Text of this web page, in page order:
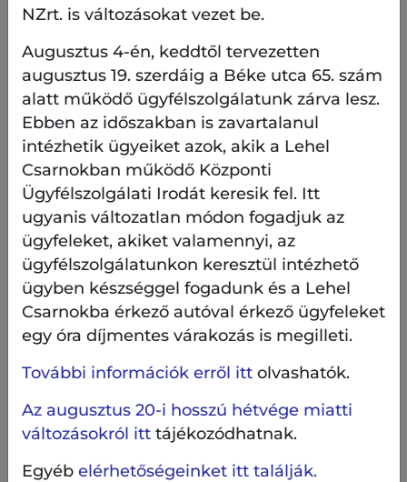
fatelepítések keretében az eddig kivágott 16 fa
egyed a Szent István park előtti részre kerül.
A Szent István park előtti területen 6 fa pótlását
ezüsthárs ültetésével végezzük el. További 10 fa
helyére pedig déli komlógyertyán kerül.
Kiemelt célunk, hogy a Pozsonyi úton egy tartósan
fenntartható, esztétikus és biztonságos fasor
jöjjön létre, amely méltó a városrész történeti és
közösségi jelentőségéhez.
A következő ütemet tervezetten 2026 első felében
végezzük el, erre az időszakra a lombfakadást
megelőzően csaknem 150 fa ápolását ütemezzük
be.
NZrt. is változásokat vezet be.
Augusztus 4-én, keddtől tervezetten
augusztus 19. szerdáig a Béke utca 65. szám
alatt működő ügyfélszolgálatunk zárva lesz.
Ebben az időszakban is zavartalanul
intézhetik ügyeiket azok, akik a Lehel
Csarnokban működő Központi
Ügyfélszolgálati Irodát keresik fel. Itt
ugyanis változatlan módon fogadjuk az
ügyfeleket, akiket valamennyi, az
ügyfélszolgálatunkon keresztül intézhető
ügyben készséggel fogadunk és a Lehel
Csarnokba érkező autóval érkező ügyfeleket
egy óra díjmentes várakozás is megilleti.
További információk erről ittolvashatók.
Az augusztus 20-i hosszú hétvége miatti
változásokról itttájékozódhatnak.
Egyéb elérhetőségeinket itt találják.